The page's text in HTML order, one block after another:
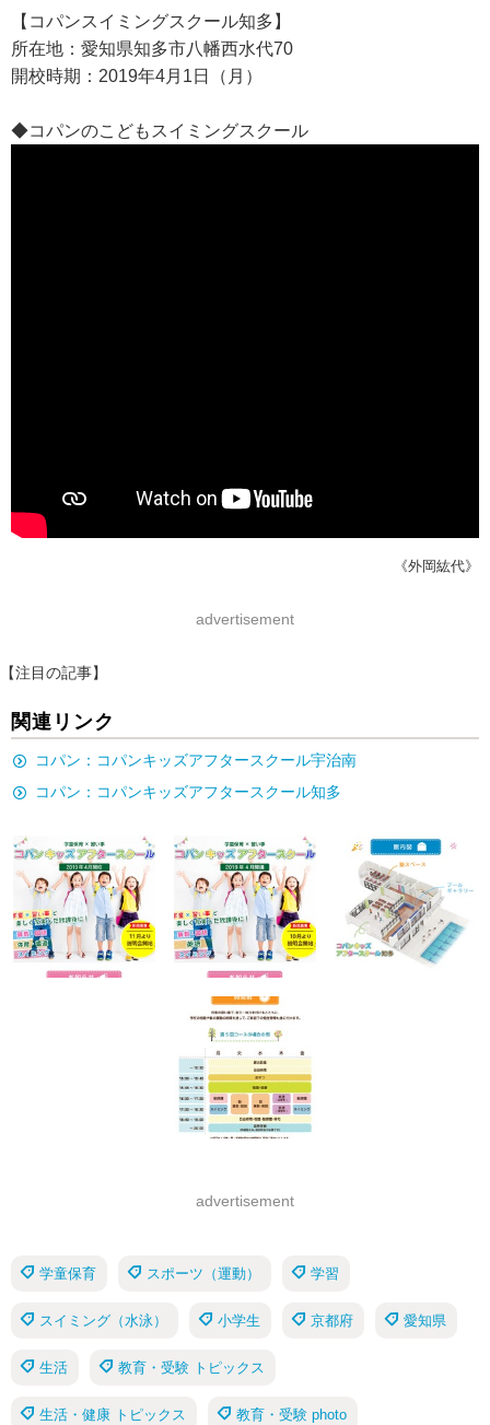
【コパンスイミングスクール知多】
所在地：愛知県知多市八幡西水代70
開校時期：2019年4月1日（月）
◆コパンのこどもスイミングスクール
《外岡紘代》
advertisement
【注目の記事】
関連リンク
コパン：コパンキッズアフタースクール宇治南
コパン：コパンキッズアフタースクール知多
advertisement
学童保育 スポーツ（運動） 学習
スイミング（水泳） 小学生 京都府 愛知県
生活 教育・受験 トピックス
生活・健康 トピックス 教育・受験 photo